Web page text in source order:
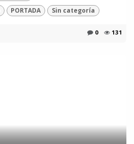
PORTADA Sin categoría
0 131